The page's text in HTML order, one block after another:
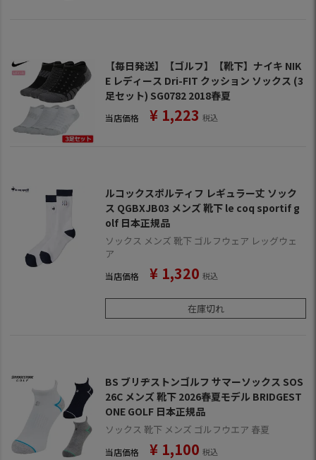
【毎日発送】【ゴルフ】【靴下】ナイキ NIK
E レディース Dri-FIT クッション ソックス (3
足セット) SG0782 2018春夏
当店価格 ¥ 1,223 税込
ルコックスポルティフ レギュラー丈 ソック
ス QGBXJB03 メンズ 靴下 le coq sportif g
olf 日本正規品
ソックス メンズ 靴下 ゴルフウェア レッグウェ
ア
当店価格 ¥ 1,320 税込
在庫切れ
BS ブリヂストンゴルフ サマーソックス SOS
26C メンズ 靴下 2026春夏モデル BRIDGEST
ONE GOLF 日本正規品
ソックス 靴下 メンズ ゴルフウエア 春夏
当店価格 ¥ 1,100 税込